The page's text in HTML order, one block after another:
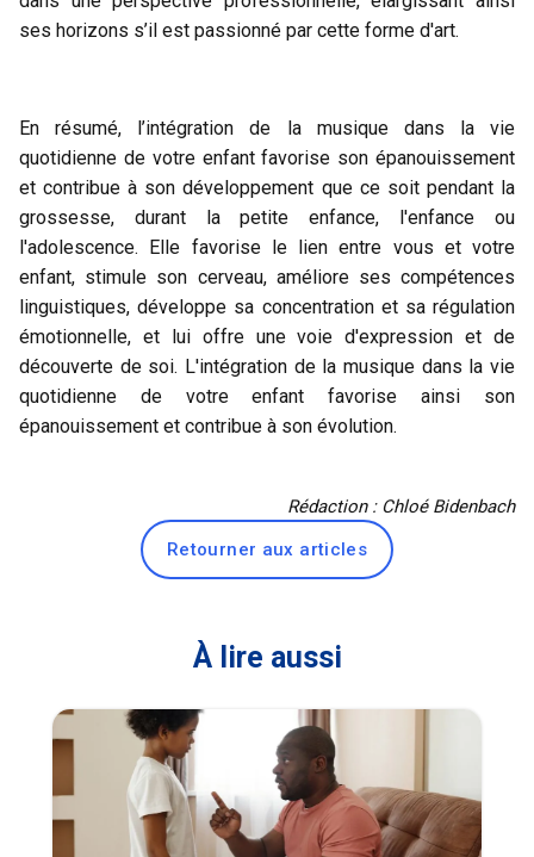
ses horizons s’il est passionné par cette forme d'art.
En résumé, l’intégration de la musique dans la vie
quotidienne de votre enfant favorise son épanouissement
et contribue à son développement que ce soit pendant la
grossesse, durant la petite enfance, l'enfance ou
l'adolescence. Elle favorise le lien entre vous et votre
enfant, stimule son cerveau, améliore ses compétences
linguistiques, développe sa concentration et sa régulation
émotionnelle, et lui offre une voie d'expression et de
découverte de soi. L'intégration de la musique dans la vie
quotidienne de votre enfant favorise ainsi son
épanouissement et contribue à son évolution.
Rédaction : Chloé Bidenbach
Retourner aux articles
À lire aussi